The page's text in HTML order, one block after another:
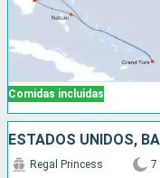
atardecer goce del “
intimidad de un
adicional lo constituyen
“Sanctuary” con sus
pantallas planas,
botellas de vino o de
La exclusiva
Comidas incluidas
Regal Princess 7